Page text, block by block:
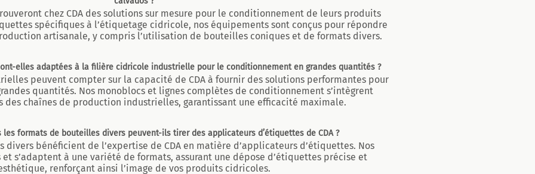
chez CDA des solutions sur mesure pour le conditionnement de leurs produits
spécifiques à l’étiquetage cidricole, nos équipements sont conçus pour répondre
artisanale, y compris l’utilisation de bouteilles coniques et de formats divers.
elles adaptées à la filière cidricole industrielle pour le conditionnement en grandes quantités ?
peuvent compter sur la capacité de CDA à fournir des solutions performantes pour
quantités. Nos monoblocs et lignes complètes de conditionnement s’intègrent
des chaînes de production industrielles, garantissant une efficacité maximale.
les formats de bouteilles divers peuvent-ils tirer des applicateurs d’étiquettes de CDA ?
divers bénéficient de l’expertise de CDA en matière d’applicateurs d’étiquettes. Nos
s’adaptent à une variété de formats, assurant une dépose d’étiquettes précise et
renforçant ainsi l’image de vos produits cidricoles.